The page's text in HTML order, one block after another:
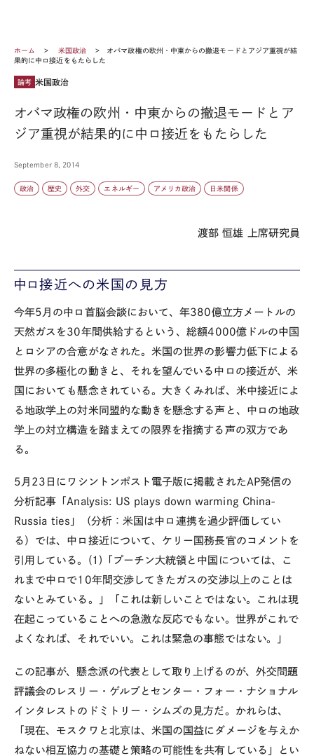
ホーム 米国政治
オバマ政権の欧州・中東からの撤退モードとアジア重視が結
果的に中ロ接近をもたらした
論考 米国政治
オバマ政権の欧州・中東からの撤退モードとア
ジア重視が結果的に中ロ接近をもたらした
September 8, 2014
政治 歴史 外交 エネルギー アメリカ政治 日米関係
渡部 恒雄 上席研究員
中ロ接近への米国の見方
今年5月の中ロ首脳会談において、年380億立方メートルの
天然ガスを30年間供給するという、総額4000億ドルの中国
とロシアの合意がなされた。米国の世界の影響力低下による
世界の多極化の動きと、それを望んでいる中ロの接近が、米
国においても懸念されている。大きくみれば、米中接近によ
る地政学上の対米同盟的な動きを懸念する声と、中ロの地政
学上の対立構造を踏まえての限界を指摘する声の双方であ
る。
5月23日にワシントンポスト電子版に掲載されたAP発信の
分析記事「Analysis: US plays down warming China-
Russia ties」（分析：米国は中ロ連携を過少評価してい
る）では、中ロ接近について、ケリー国務長官のコメントを
引用している。(1)「プーチン大統領と中国については、こ
れまで中ロで10年間交渉してきたガスの交渉以上のことは
ないとみている。」「これは新しいことではない。これは現
在起こっていることへの急激な反応でもない。世界がこれで
よくなれば、それでいい。これは緊急の事態ではない。」
この記事が、懸念派の代表として取り上げるのが、外交問題
評議会のレスリー・ゲルブとセンター・フォー・ナショナル
インタレストのドミトリー・シムズの見方だ。かれらは、
「現在、モスクワと北京は、米国の国益にダメージを与えか
ねない相互協力の基礎と策略の可能性を共有している」とい